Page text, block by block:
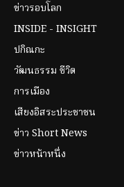
ข่าวรอบโลก
INSIDE - INSIGHT
ปกิณกะ
วัฒนธรรม ชีวิต
การเมือง
เสียงอิสระประชาชน
ข่าว Short News
ข่าวหน้าหนึ่ง